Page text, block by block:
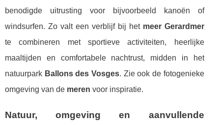
benodigde uitrusting voor bijvoorbeeld kanoën of
windsurfen. Zo valt een verblijf bij het meer Gerardmer
te combineren met sportieve activiteiten, heerlijke
maaltijden en comfortabele nachtrust, midden in het
natuurpark Ballons des Vosges. Zie ook de fotogenieke
omgeving van de meren voor inspiratie.
Natuur, omgeving en aanvullende